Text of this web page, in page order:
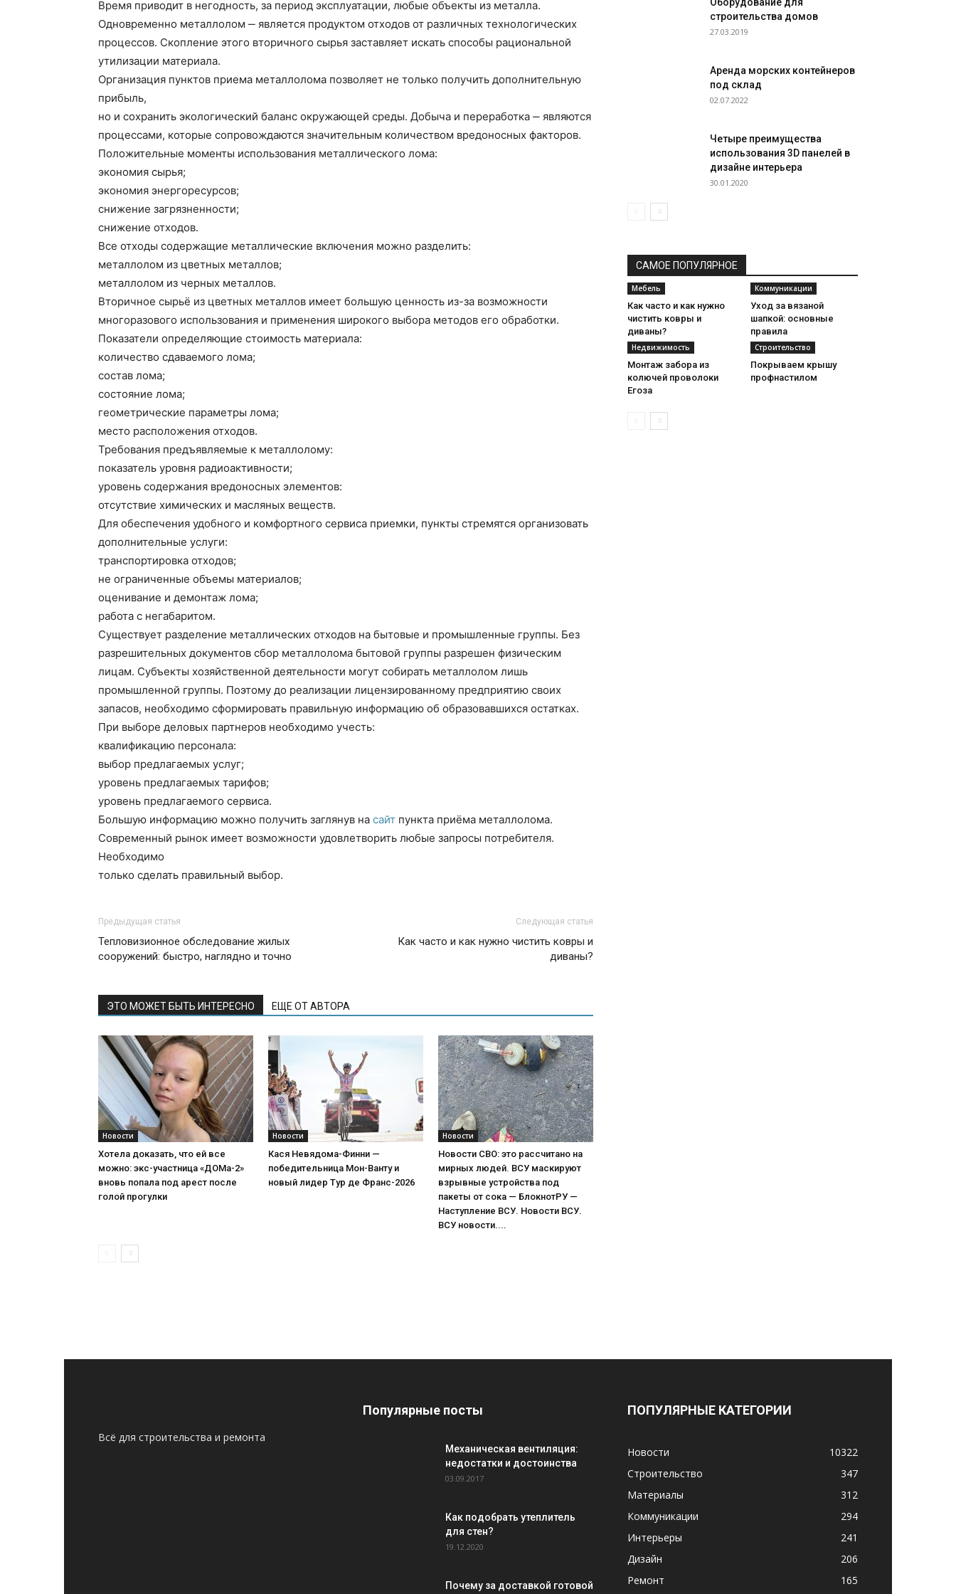
Время приводит в негодность, за период эксплуатации, любые объекты из металла.
Одновременно металлолом ‒ является продуктом отходов от различных технологических
процессов. Скопление этого вторичного сырья заставляет искать способы рациональной
утилизации материала.
Организация пунктов приема металлолома позволяет не только получить дополнительную
прибыль,
но и сохранить экологический баланс окружающей среды. Добыча и переработка ‒ являются
процессами, которые сопровождаются значительным количеством вредоносных факторов.
Положительные моменты использования металлического лома:
экономия сырья;
экономия энергоресурсов;
снижение загрязненности;
снижение отходов.
Все отходы содержащие металлические включения можно разделить:
металлолом из цветных металлов;
металлолом из черных металлов.
Вторичное сырьё из цветных металлов имеет большую ценность из-за возможности
многоразового использования и применения широкого выбора методов его обработки.
Показатели определяющие стоимость материала:
количество сдаваемого лома;
состав лома;
состояние лома;
геометрические параметры лома;
место расположения отходов.
Требования предъявляемые к металлолому:
показатель уровня радиоактивности;
уровень содержания вредоносных элементов:
отсутствие химических и масляных веществ.
Для обеспечения удобного и комфортного сервиса приемки, пункты стремятся организовать
дополнительные услуги:
транспортировка отходов;
не ограниченные объемы материалов;
оценивание и демонтаж лома;
работа с негабаритом.
Существует разделение металлических отходов на бытовые и промышленные группы. Без
разрешительных документов сбор металлолома бытовой группы разрешен физическим
лицам. Субъекты хозяйственной деятельности могут собирать металлолом лишь
промышленной группы. Поэтому до реализации лицензированному предприятию своих
запасов, необходимо сформировать правильную информацию об образовавшихся остатках.
При выборе деловых партнеров необходимо учесть:
квалификацию персонала:
выбор предлагаемых услуг;
уровень предлагаемых тарифов;
уровень предлагаемого сервиса.
Большую информацию можно получить заглянув на сайт пункта приёма металлолома.
Современный рынок имеет возможности удовлетворить любые запросы потребителя.
Необходимо
только сделать правильный выбор.
Предыдущая статья
Тепловизионное обследование жилых
сооружений: быстро, наглядно и точно
Следующая статья
Как часто и как нужно чистить ковры и
диваны?
ЭТО МОЖЕТ БЫТЬ ИНТЕРЕСНО ЕЩЕ ОТ АВТОРА
Новости
Хотела доказать, что ей все
можно: экс-участница «ДОМа-2»
вновь попала под арест после
голой прогулки
Новости
Кася Невядома-Финни —
победительница Мон-Ванту и
новый лидер Тур де Франс-2026
Новости
Новости СВО: это рассчитано на
мирных людей. ВСУ маскируют
взрывные устройства под
пакеты от сока — БлокнотРУ —
Наступление ВСУ. Новости ВСУ.
ВСУ новости....
строительства домов
27.03.2019
Аренда морских контейнеров
под склад
02.07.2022
Четыре преимущества
использования 3D панелей в
дизайне интерьера
30.01.2020
САМОЕ ПОПУЛЯРНОЕ
Мебель
Как часто и как нужно
чистить ковры и
диваны?
Коммуникации
Уход за вязаной
шапкой: основные
правила
Недвижимость
Монтаж забора из
колючей проволоки
Егоза
Строительство
Покрываем крышу
профнастилом
Всё для строительства и ремонта
Популярные посты
Механическая вентиляция:
недостатки и достоинства
03.09.2017
Как подобрать утеплитель
для стен?
19.12.2020
Почему за доставкой готовой
ПОПУЛЯРНЫЕ КАТЕГОРИИ
Новости
10322
Строительство
347
Материалы
312
Коммуникации
294
Интерьеры
241
Дизайн
206
Ремонт
165